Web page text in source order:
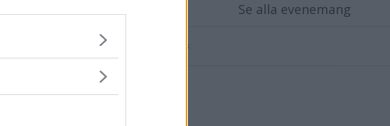
Se alla evenemang
Annons: